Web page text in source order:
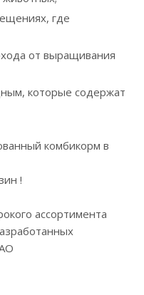
где
от выращивания
которые содержат
комбикорм в
!
ассортимента